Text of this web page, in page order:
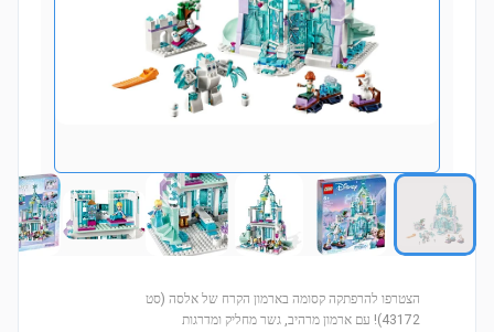
הצטרפו להרפתקה קסומה בארמון הקרח של אלסה (סט
43172)! עם ארמון מרהיב, גשר מחליק ומדרגות